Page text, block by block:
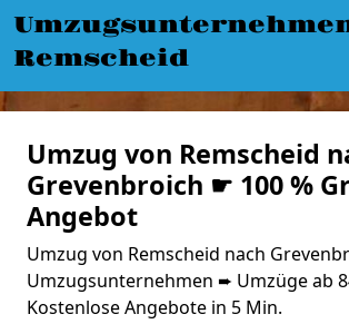
Remscheid
Umzug von Remscheid
Grevenbroich ☛ 100 %
Angebot
Umzug von Remscheid nach
Umzugsunternehmen ➨ Umzüge ab
Kostenlose Angebote in 5 Min.